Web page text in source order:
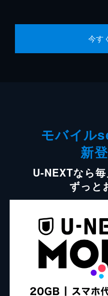
今す
モバイル
新
U-NEXTなら
ずっと